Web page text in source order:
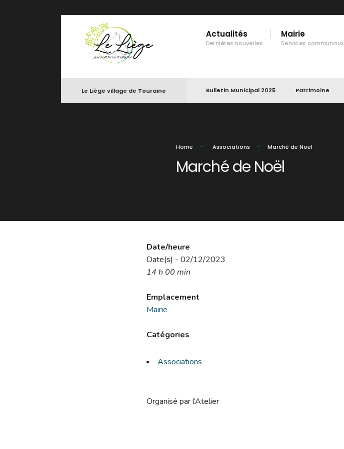
Actualités
Dernières nouvelles
Mairie
Services communaux
Le Liège village de Touraine Bulletin Municipal 2025 Patrimoine
Home Associations Marché de Noël
Marché de Noël
Date/heure
Date(s) - 02/12/2023
14 h 00 min
Emplacement
Mairie
Catégories
Associations
Organisé par l’Atelier